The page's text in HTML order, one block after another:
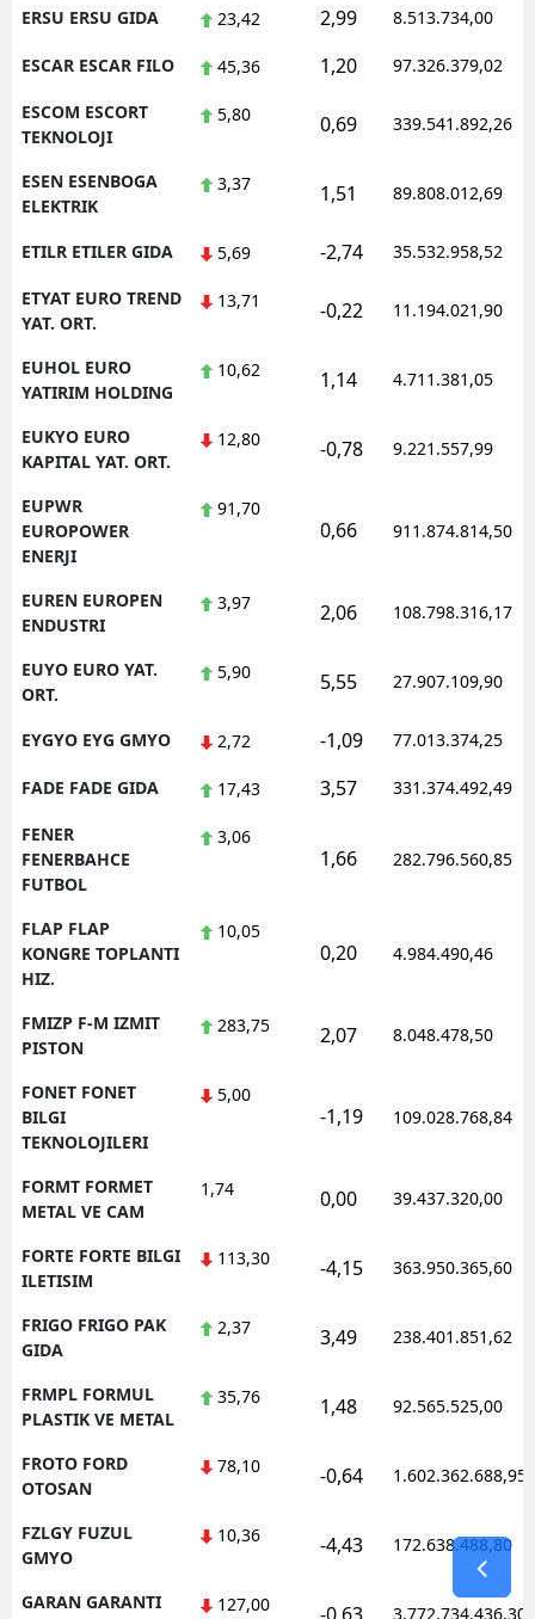
ERSU ERSU GIDA 23,42 2,99 8.513.734,00
ESCAR ESCAR FILO 45,36 1,20 97.326.379,02
ESCOM ESCORT
TEKNOLOJI
5,80 0,69 339.541.892,26
ESEN ESENBOGA
ELEKTRIK
3,37 1,51 89.808.012,69
ETILR ETILER GIDA 5,69 -2,74 35.532.958,52
ETYAT EURO TREND
YAT. ORT.
13,71 -0,22 11.194.021,90
EUHOL EURO
YATIRIM HOLDING
10,62 1,14 4.711.381,05
EUKYO EURO
KAPITAL YAT. ORT.
12,80 -0,78 9.221.557,99
EUPWR
EUROPOWER
ENERJI
91,70
0,66 911.874.814,50
EUREN EUROPEN
ENDUSTRI
3,97 2,06 108.798.316,17
EUYO EURO YAT.
ORT.
5,90 5,55 27.907.109,90
EYGYO EYG GMYO 2,72 -1,09 77.013.374,25
FADE FADE GIDA 17,43 3,57 331.374.492,49
FENER
FENERBAHCE
FUTBOL
3,06
1,66 282.796.560,85
FLAP FLAP
KONGRE TOPLANTI
HIZ.
10,05
0,20 4.984.490,46
FMIZP F-M IZMIT
PISTON
283,75 2,07 8.048.478,50
FONET FONET
BILGI
TEKNOLOJILERI
5,00
-1,19 109.028.768,84
FORMT FORMET
METAL VE CAM
1,74 0,00 39.437.320,00
FORTE FORTE BILGI
ILETISIM
113,30 -4,15 363.950.365,60
FRIGO FRIGO PAK
GIDA
2,37 3,49 238.401.851,62
FRMPL FORMUL
PLASTIK VE METAL
35,76 1,48 92.565.525,00
FROTO FORD
OTOSAN
78,10 -0,64 1.602.362.688,95
FZLGY FUZUL
GMYO
10,36 -4,43 172.638.488,80
GARAN GARANTI
127,00 3.772.734.436,30